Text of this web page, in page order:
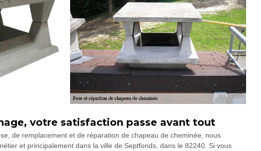
votre satisfaction passe avant tout
de remplacement et de réparation de chapeau de cheminée, nous
et principalement dans la ville de Septfonds, dans le 82240. Si vous